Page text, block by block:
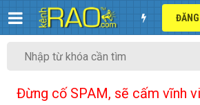
Đừng cố SPAM, sẽ cấm vĩnh